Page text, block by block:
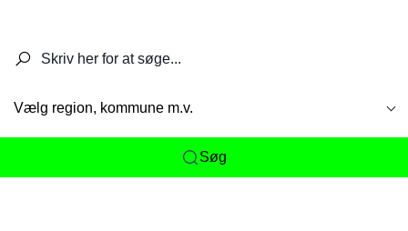
Vælg region, kommune m.v.
Søg